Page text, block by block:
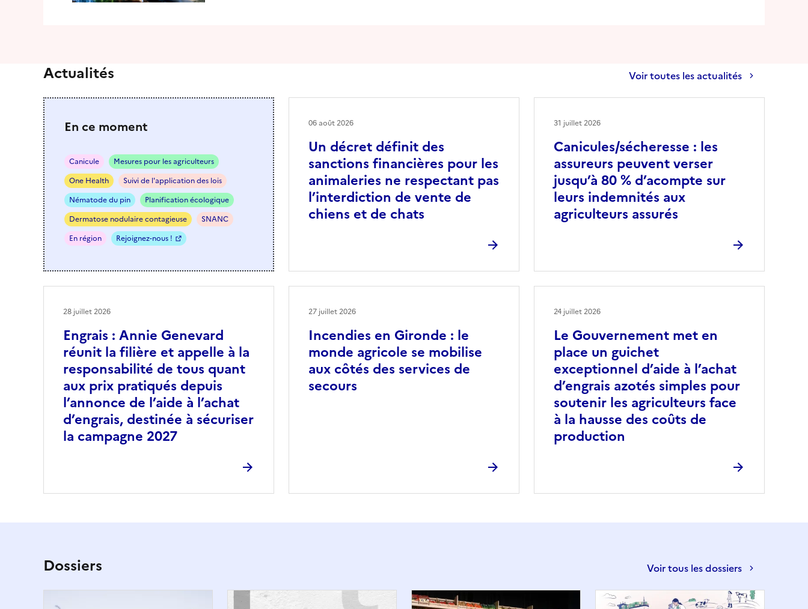
Actualités
En ce moment
Canicule
Mesures pour les agriculteurs
One Health
Suivi de l'application des lois
Nématode du pin
Planification écologique
Dermatose nodulaire contagieuse
SNANC
En région
Rejoignez-nous !
Un décret définit des
sanctions financières pour les
animaleries ne respectant pas
l’interdiction de vente de
chiens et de chats
06 août 2026
Canicules/sécheresse : les
assureurs peuvent verser
jusqu’à 80 % d’acompte sur
leurs indemnités aux
agriculteurs assurés
31 juillet 2026
Engrais : Annie Genevard
réunit la filière et appelle à la
responsabilité de tous quant
aux prix pratiqués depuis
l’annonce de l’aide à l’achat
d’engrais, destinée à sécuriser
la campagne 2027
28 juillet 2026
Incendies en Gironde : le
monde agricole se mobilise
aux côtés des services de
secours
27 juillet 2026
Le Gouvernement met en
place un guichet
exceptionnel d’aide à l’achat
d’engrais azotés simples pour
soutenir les agriculteurs face
à la hausse des coûts de
production
24 juillet 2026
Voir toutes les actualités
Dossiers Voir tous les dossiers